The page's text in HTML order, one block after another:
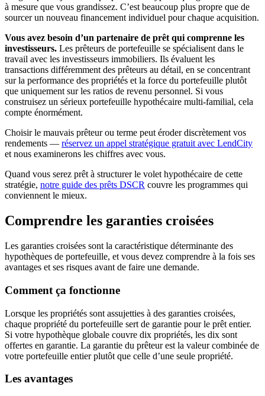
à mesure que vous grandissez. C’est beaucoup plus propre que de
sourcer un nouveau financement individuel pour chaque acquisition.
Vous avez besoin d’un partenaire de prêt qui comprenne les
investisseurs. Les prêteurs de portefeuille se spécialisent dans le
travail avec les investisseurs immobiliers. Ils évaluent les
transactions différemment des prêteurs au détail, en se concentrant
sur la performance des propriétés et la force du portefeuille plutôt
que uniquement sur les ratios de revenu personnel. Si vous
construisez un sérieux portefeuille hypothécaire multi-familial, cela
compte énormément.
Choisir le mauvais prêteur ou terme peut éroder discrètement vos
rendements — réservez un appel stratégique gratuit avec LendCity
et nous examinerons les chiffres avec vous.
Quand vous serez prêt à structurer le volet hypothécaire de cette
stratégie, notre guide des prêts DSCR couvre les programmes qui
conviennent le mieux.
Comprendre les garanties croisées
Les garanties croisées sont la caractéristique déterminante des
hypothèques de portefeuille, et vous devez comprendre à la fois ses
avantages et ses risques avant de faire une demande.
Comment ça fonctionne
Lorsque les propriétés sont assujetties à des garanties croisées,
chaque propriété du portefeuille sert de garantie pour le prêt entier.
Si votre hypothèque globale couvre dix propriétés, les dix sont
offertes en garantie. La garantie du prêteur est la valeur combinée de
votre portefeuille entier plutôt que celle d’une seule propriété.
Les avantages